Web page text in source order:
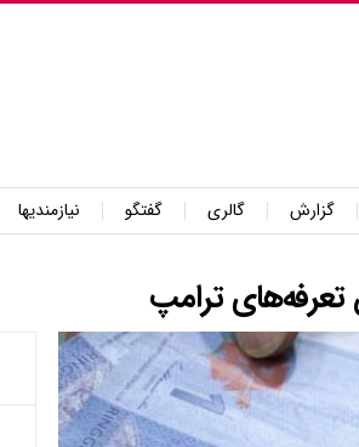
گزارش گالری گفتگو
نیازمندیها
تعرفه‌های ترامپ